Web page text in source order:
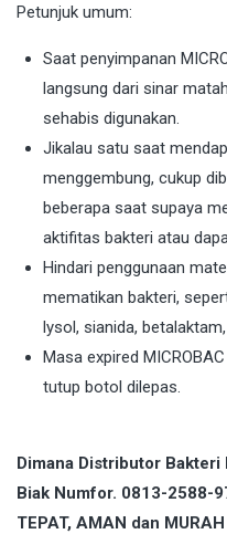
Petunjuk umum:
Saat penyimpanan
langsung dari sinar
sehabis digunakan.
Jikalau satu saat
menggembung, cukup
beberapa saat supaya
aktifitas bakteri atau
Hindari penggunaan
mematikan bakteri,
lysol, sianida,
Masa expired
tutup botol dilepas.
Dimana Distributor
Biak Numfor. 0813-2588-
TEPAT, AMAN dan